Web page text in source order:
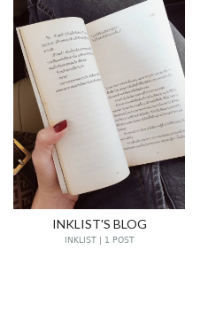
INKLIST'S BLOG
INKLIST | 1 POST